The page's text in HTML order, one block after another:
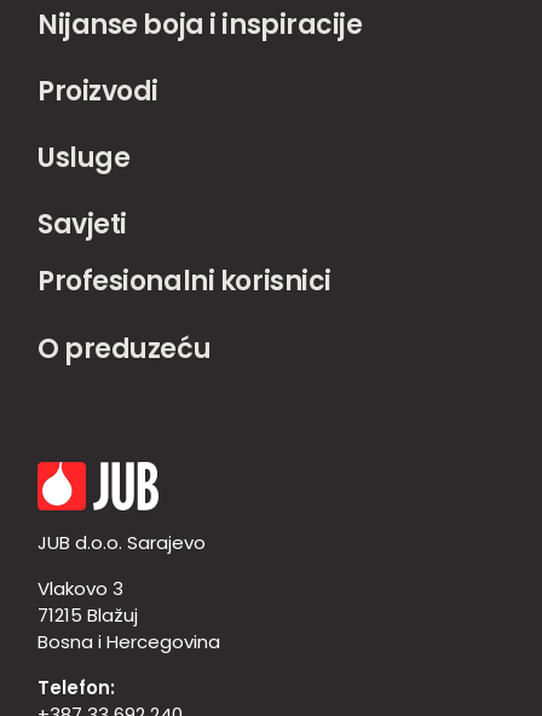
Nijanse boja i inspiracije
Proizvodi
Usluge
Savjeti
Profesionalni korisnici
O preduzeću
JUB d.o.o. Sarajevo
Vlakovo 3
71215 Blažuj
Bosna i Hercegovina
Telefon: